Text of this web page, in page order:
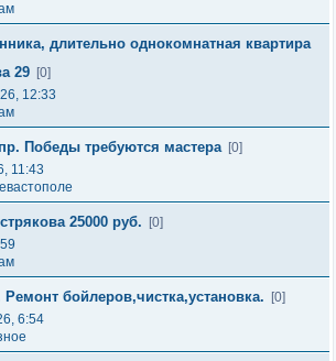
длительно однокомнатная квартира
29 [0]
12:33
Победы требуются мастера [0]
11:43
25000 руб.
[0]
бойлеров,чистка,установка.
[0]
6:54